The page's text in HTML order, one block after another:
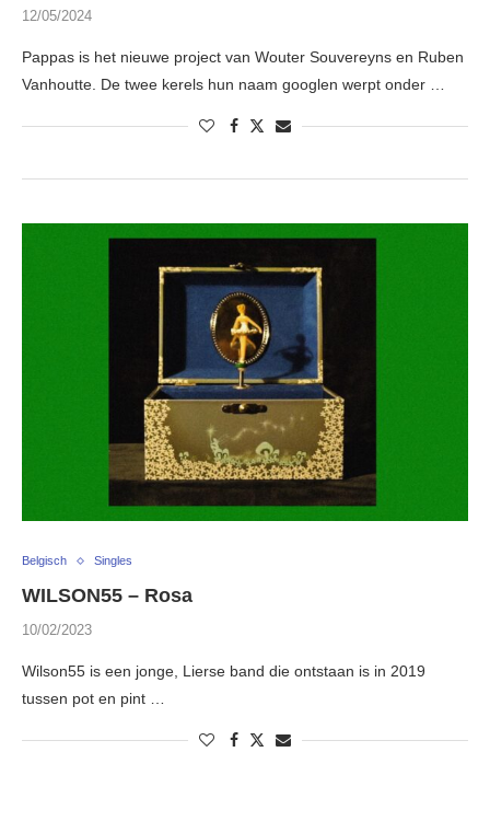
12/05/2024
Pappas is het nieuwe project van Wouter Souvereyns en Ruben
Vanhoutte. De twee kerels hun naam googlen werpt onder …
Belgisch Singles
WILSON55 – Rosa
10/02/2023
Wilson55 is een jonge, Lierse band die ontstaan is in 2019
tussen pot en pint …